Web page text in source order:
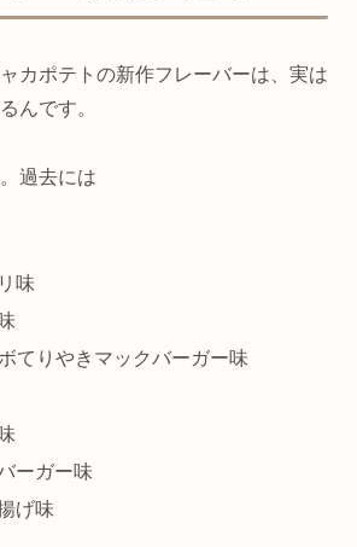
カポテトの新作フレーバーは、実は
んです。
過去には
味
てりやきマックバーガー味
ーガー味
げ味